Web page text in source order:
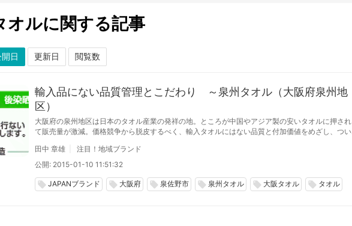
オルに関する記事
輸入品にない品質管理とこだわり ～泉州タオル（大阪府泉州地
区）
大阪府の泉州地区は日本のタオル産業の発祥の地。ところが中国やアジア製の安いタオルに押され
て販売量が激減。価格競争から脱皮するべく、輸入タオルにはない品質と付加価値をめざし、つい
田中 章雄
注目！地域ブランド
公開: 2015-01-10 11:51:32
local_offer JAPANブランド local_offer 大阪府 local_offer 泉佐野市 local_offer 泉州タオル local_offer 大阪タオル local_offer タオル